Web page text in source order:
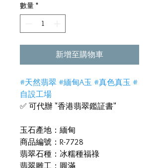
數量 *
新增至購物車
#天然翡翠 #緬甸A玉 #真色真玉 #
自設工場
✅ 可代辦 "香港翡翠鑑証書"
玉石產地：緬甸
商品編號：R-7728
翡翠石種：冰糯種福祿
翡翠雕工：圓滿